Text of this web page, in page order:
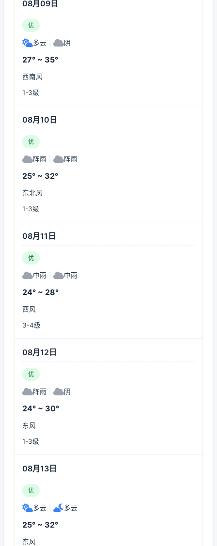
08月09日
优
多云 阴
27° ~ 35°
西南风
1-3级
08月10日
优
阵雨 阵雨
25° ~ 32°
东北风
1-3级
08月11日
优
中雨 中雨
24° ~ 28°
西风
3-4级
08月12日
优
阵雨 阴
24° ~ 30°
东风
1-3级
08月13日
优
多云 多云
25° ~ 32°
东风